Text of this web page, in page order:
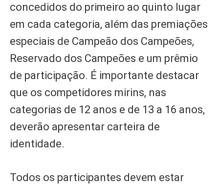
concedidos do primeiro ao quinto lugar
em cada categoria, além das premiações
especiais de Campeão dos Campeões,
Reservado dos Campeões e um prêmio
de participação. É importante destacar
que os competidores mirins, nas
categorias de 12 anos e de 13 a 16 anos,
deverão apresentar carteira de
identidade.
Todos os participantes devem estar